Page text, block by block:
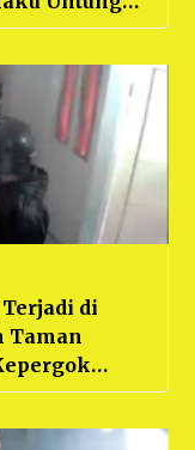
di
Taman
Pegawai PLN”